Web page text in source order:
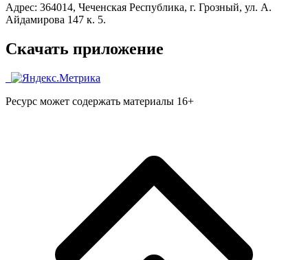
Адрес: 364014, Чеченская Республика, г. Грозный, ул. А.
Айдамирова 147 к. 5.
Скачать приложение
Ресурс может содержать материалы 16+